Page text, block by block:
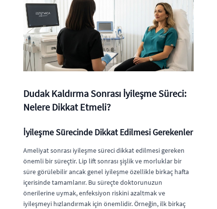
Dudak Kaldırma Sonrası İyileşme Süreci:
Nelere Dikkat Etmeli?
İyileşme Sürecinde Dikkat Edilmesi Gerekenler
Ameliyat sonrası iyileşme süreci dikkat edilmesi gereken
önemli bir süreçtir. Lip lift sonrası şişlik ve morluklar bir
süre görülebilir ancak genel iyileşme özellikle birkaç hafta
içerisinde tamamlanır. Bu süreçte doktorunuzun
önerilerine uymak, enfeksiyon riskini azaltmak ve
iyileşmeyi hızlandırmak için önemlidir. Örneğin, ilk birkaç